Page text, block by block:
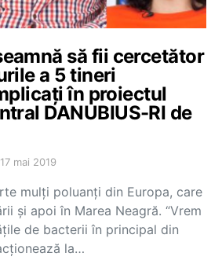
să fii cercetător
a 5 tineri
în proiectul
DANUBIUS-RI de
17 mai 2019
mulți poluanți din Europa, care
și apoi în Marea Neagră. “Vrem
de bacterii în principal din
la…